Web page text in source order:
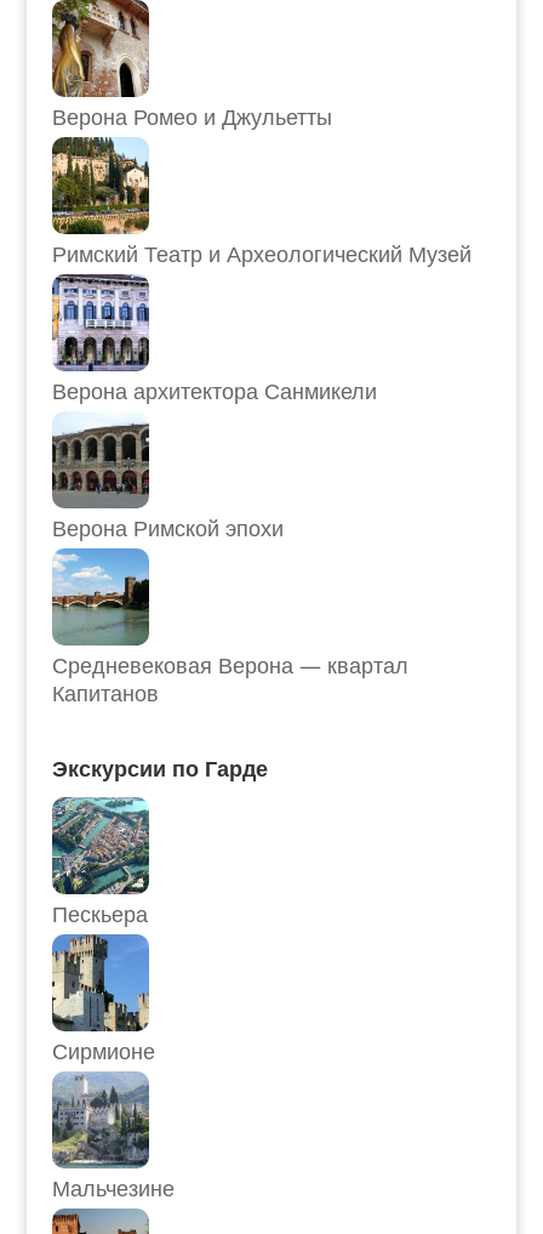
Верона Ромео и Джульетты
Римский Театр и Археологический Музей
Верона архитектора Санмикели
Верона Римской эпохи
Средневековая Верона — квартал
Капитанов
Экскурсии по Гарде
Пескьера
Сирмионе
Мальчезине